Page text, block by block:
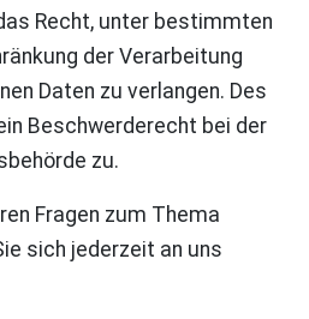
Recht, unter bestimmten
der Verarbeitung
Daten zu verlangen. Des
Beschwerderecht bei der
zu.
Fragen zum Thema
sich jederzeit an uns